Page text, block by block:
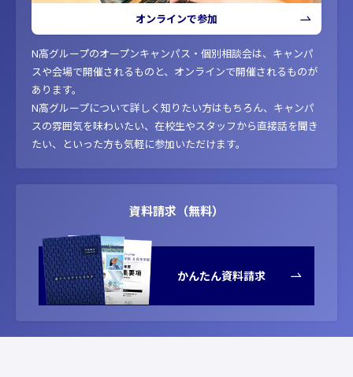
オンラインで参加
N高グループのオープンキャンパス・個別相談会は、キャンパ
スや会場で開催されるものと、オンラインで開催されるものが
あります。
N高グループについて詳しく知りたい方はもちろん、キャンパ
スの雰囲気を味わいたい、在校生やスタッフから直接話を聞き
たい、といった方も気軽に参加いただけます。
資料請求（無料）
かんたん資料請求